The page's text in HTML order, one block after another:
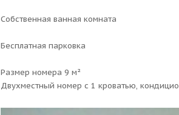
Собственная ванная комната
Бесплатная парковка
Размер номера 9 м²
Двухместный номер с 1 кроватью,